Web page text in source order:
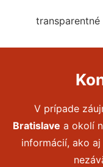
V prípade
Bratislave a okolí
informácií, ako